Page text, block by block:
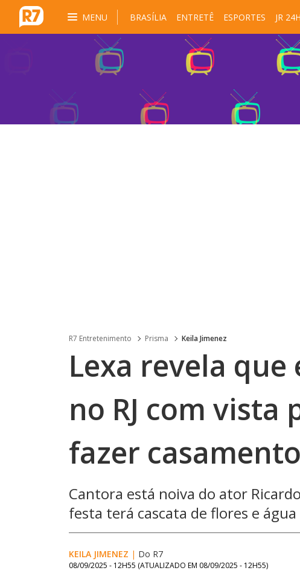
MENU BRASÍLIA ENTRETÊ ESPORTES JR 24H
R7 Entretenimento Prisma Keila Jimenez
Lexa revela
no RJ com
fazer casamento
Cantora está noiva do ator
festa terá cascata de flores e
KEILA JIMENEZ | Do R7
08/09/2025 - 12H55 (ATUALIZADO EM 08/09/2025 - 12H55)